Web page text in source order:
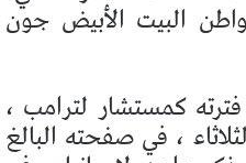
البيت الأبيض جون
كمستشار لترامب ،
، في صفحته البالغ